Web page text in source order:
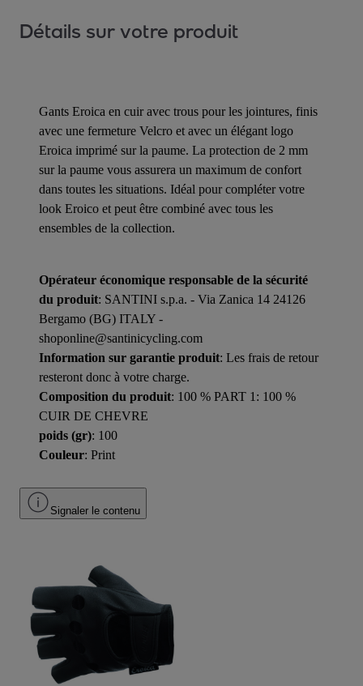
Détails sur votre produit
Gants Eroica en cuir avec trous pour les jointures, finis
avec une fermeture Velcro et avec un élégant logo
Eroica imprimé sur la paume. La protection de 2 mm
sur la paume vous assurera un maximum de confort
dans toutes les situations. Idéal pour compléter votre
look Eroico et peut être combiné avec tous les
ensembles de la collection.
Opérateur économique responsable de la sécurité
du produit: SANTINI s.p.a. - Via Zanica 14 24126
Bergamo (BG) ITALY -
shoponline@santinicycling.com
Information sur garantie produit: Les frais de retour
resteront donc à votre charge.
Composition du produit: 100 % PART 1: 100 %
CUIR DE CHEVRE
poids (gr): 100
Couleur: Print
Signaler le contenu